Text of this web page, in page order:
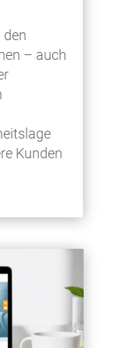
den
– auch
Kunden